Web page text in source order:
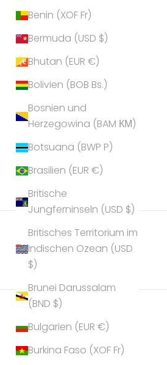
Benin (XOF Fr)
Bermuda (USD $)
Bhutan (EUR €)
Bolivien (BOB Bs.)
Bosnien und
Herzegowina (BAM КМ)
Botsuana (BWP P)
Brasilien (EUR €)
Britische
Jungferninseln (USD $)
Britisches Territorium im
Indischen Ozean (USD
$)
Brunei Darussalam
(BND $)
Bulgarien (EUR €)
Burkina Faso (XOF Fr)